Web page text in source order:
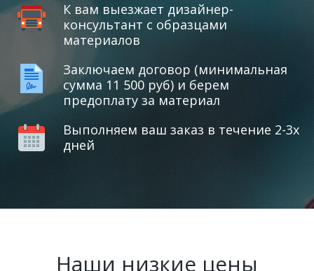
К вам выезжает дизайнер-
консультант с образцами
материалов
Заключаем договор (минимальная
сумма 11 500 руб) и берем
предоплату за материал
Выполняем ваш заказ в течение 2-3х
дней
Наши низкие цены